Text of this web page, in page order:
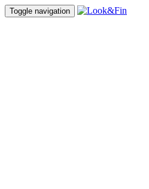
Toggle navigation